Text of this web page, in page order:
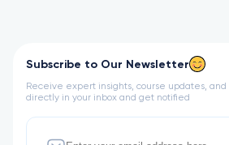
Subscribe to Our Newsletter
Receive expert insights, course updates,
directly in your inbox and get notified